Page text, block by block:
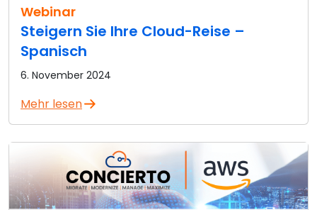
Webinar
Steigern Sie Ihre Cloud-Reise –
Spanisch
6. November 2024
Mehr lesen